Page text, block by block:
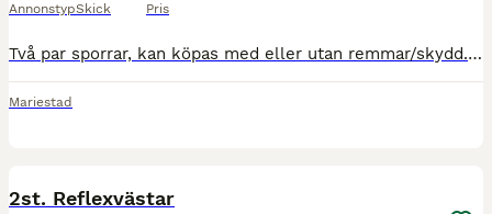
AnnonstypSkick Pris
Två par sporrar, kan köpas med eller utan remmar/skydd. De rundade sporrarna är 23mm och de fyrkantiga är 20mm. De ljusbruna remmarna/skydden är sparsamt använda och i fint skick. De mörkbruna är h
Mariestad
2st. Reflexvästar